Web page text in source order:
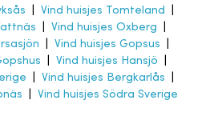
Vind huisjes Tomteland
Vind huisjes Oxberg
Vind huisjes Gopsus
Vind huisjes Hansjö
Vind huisjes Bergkarlås
Vind huisjes Södra Sverige